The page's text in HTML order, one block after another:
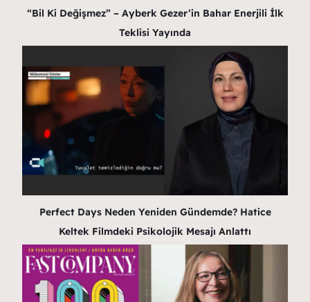
“Bil Ki Değişmez” – Ayberk Gezer’in Bahar Enerjili İlk
Teklisi Yayında
Perfect Days Neden Yeniden Gündemde? Hatice
Keltek Filmdeki Psikolojik Mesajı Anlattı